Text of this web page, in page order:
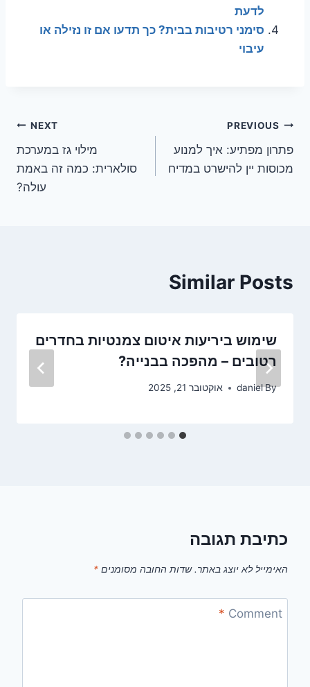
לדעת
סימני רטיבות בבית? כך תדעו אם זו נזילה או
עיבוי
ניווט
PREVIOUS
פתרון מפתיע: איך למנוע
מכוסות יין להישרט במדיח
NEXT
מילוי גז במערכת
סולארית: כמה זה באמת
עולה?
Similar Posts
שימוש ביריעות איטום צמנטיות בחדרים
רטובים – מהפכה בבנייה?
By
daniel אוקטובר 21, 2025
כתיבת תגובה
האימייל לא יוצג באתר. שדות החובה מסומנים *
Comment
*